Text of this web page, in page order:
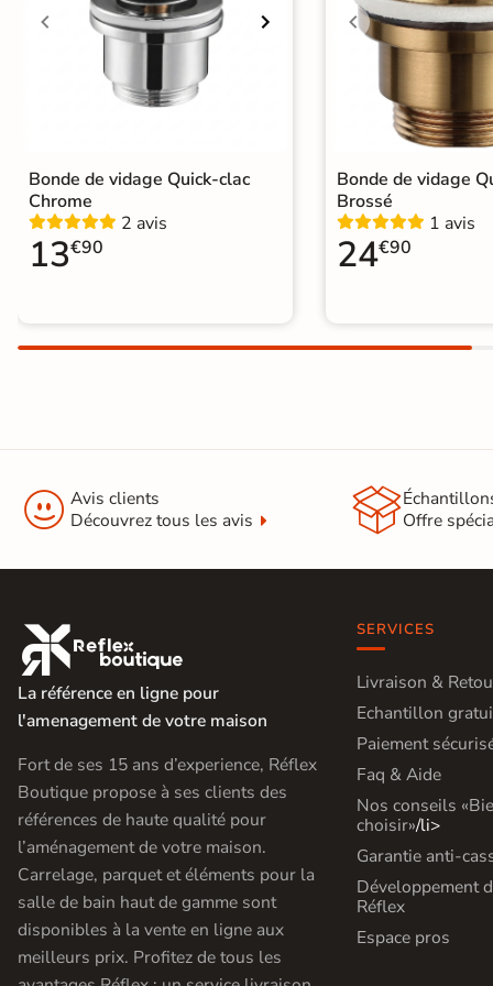
Utilisez notre simulateur
de carrelage en 3D pour
afficher nos produits
temps
Bonde de vidage Quick-clac
Chrome
2 avis
13€90
Bonde de vidage
Brossé
1 avis
24€90
 Avis clients
Découvrez tous les avis
Offre

La référence en ligne pour
l'amenagement de votre maison
Fort de ses 15 ans d’experience, Réflex
Boutique propose à ses clients des
références de haute qualité pour
l’aménagement de votre maison.
Carrelage, parquet et éléments pour la
salle de bain haut de gamme sont
disponibles à la vente en ligne aux
meilleurs prix. Profitez de tous les
SERVICES
Livraison &
Echantillon
Paiement
Faq & Aide
Nos conseils
choisir»/li>
Garantie anti-
Développement
Réflex
Espace pros